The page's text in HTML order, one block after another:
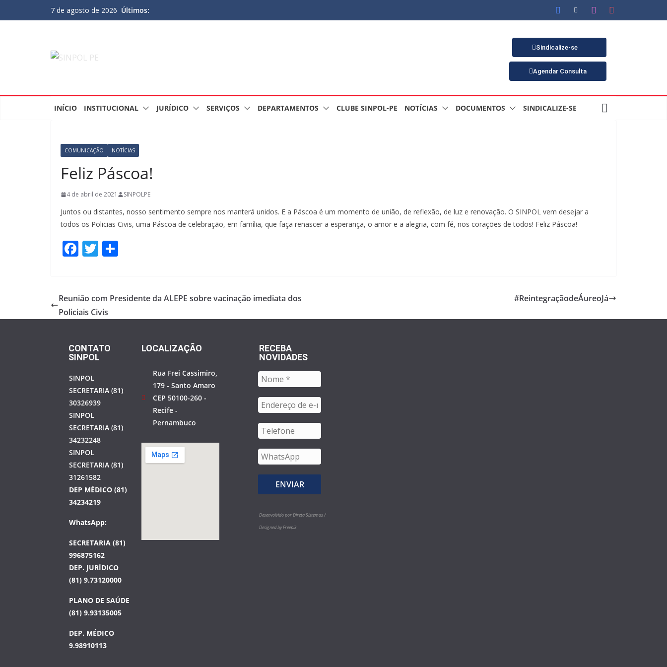
7 de agosto de 2026 Últimos:
Sindicalize-se
Agendar Consulta
INÍCIO INSTITUCIONAL JURÍDICO SERVIÇOS DEPARTAMENTOS CLUBE SINPOL-PE NOTÍCIAS DOCUMENTOS SINDICALIZE-SE
COMUNICAÇÃO NOTÍCIAS
Feliz Páscoa!
4 de abril de 2021 SINPOLPE
Juntos ou distantes, nosso sentimento sempre nos manterá unidos. E a Páscoa é um momento de união, de reflexão, de luz e renovação. O SINPOL vem desejar a
todos os Policias Civis, uma Páscoa de celebração, em família, que faça renascer a esperança, o amor e a alegria, com fé, nos corações de todos! Feliz Páscoa!
F
b
o
k
T
er e
Reunião com Presidente da ALEPE sobre vacinação imediata dos
Policiais Civis
#ReintegraçãodeÁureoJá
CONTATO
SINPOL
SINPOL
SECRETARIA (81)
30326939
SINPOL
SECRETARIA (81)
34232248
SINPOL
SECRETARIA (81)
31261582
DEP MÉDICO (81)
34234219
WhatsApp:
SECRETARIA (81)
996875162
DEP. JURÍDICO
(81) 9.73120000
PLANO DE SAÚDE
(81) 9.93135005
DEP. MÉDICO
9.98910113
LOCALIZAÇÃO
Rua Frei Cassimiro,
179 - Santo Amaro
CEP 50100-260 -
Recife -
Pernambuco
RECEBA
NOVIDADES
Desenvolvido por Direta Sistemas /
Designed by Freepik